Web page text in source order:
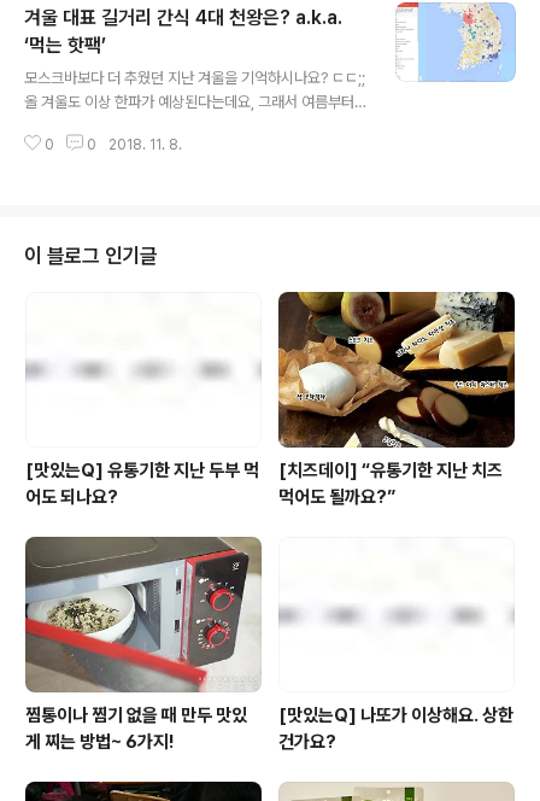
상에서 가장 비싼 밥은 집밥’ 이라는 말이 있죠. 집에서 매
끼니 밥상을 차려내는 일이 보통 수고가 아니라는 뜻인데
요, 이 요리하는 시간을 줄여 ‘삶의 균형’을 이루자고 주장
했던 사람이 있습니다. 바로 ‘헬렌 니어링’이죠. 그녀는 책
에서 이런 말을 하죠. [이미지 출처:..
겨울 대표 길거리 간식 4대 천왕은? a.k.a.
‘먹는 핫팩’
모스크바보다 더 추웠던 지난 겨울을 기억하시나요? ㄷㄷ;;
올 겨울도 이상 한파가 예상된다는데요, 그래서 여름부터
템이 돼 버린 대한민국의 겨울. 여기 혹한을 따뜻하게 넘길
리 음식은 손과 뱃속, 영혼까지 뜨뜻하게 만들어 주는 이른
바 ‘먹는 핫팩’이라 할 수 있죠. 겨울에만 만날 수 있는, 겨울
에 먹어야 더 맛있는 겨울 한정 길거리 간식들. 여러분이 가
장 애정하는 겨울 대표 길거리 간식은 무엇인가요? 풀반장
이 겨울 길거리 간식 4대 천왕을 꼽아봤습니다. 하나. 겨울
의 시작, 붕..
0 0 2018. 11. 8.
이 블로그 인기글
[맛있는Q] 유통기한 지난 두부 먹
어도 되나요?
[치즈데이] “유통기한 지난 치즈
먹어도 될까요?”
찜통이나 찜기 없을 때 만두 맛있
게 찌는 방법~ 6가지!
[맛있는Q] 나또가 이상해요. 상한
건가요?